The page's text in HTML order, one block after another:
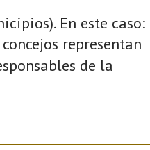
En este caso:
concejos representan
de la